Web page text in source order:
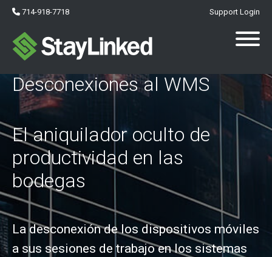
714-918-7718 Support Login
Desconexiones al WMS
El aniquilador oculto de
productividad en las
bodegas
La desconexión de los dispositivos móviles
a sus sesiones de trabajo en los sistemas